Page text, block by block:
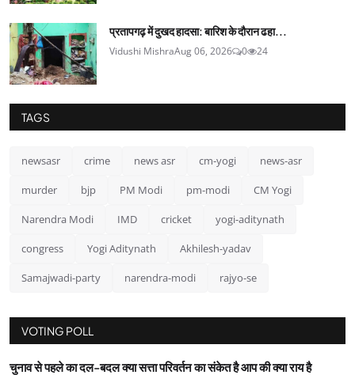
प्रतापगढ़ में दुखद हादसा: बारिश के दौरान ढहा...
Vidushi MishraAug 06, 2026 0 24
TAGS
newsasr crime news asr cm-yogi news-asr
murder bjp PM Modi pm-modi CM Yogi
Narendra Modi IMD cricket yogi-aditynath
congress Yogi Aditynath Akhilesh-yadav
Samajwadi-party narendra-modi rajyo-se
VOTING POLL
चुनाव से पहले का दल-बदल क्या सत्ता परिवर्तन का संकेत है आप की क्या राय है